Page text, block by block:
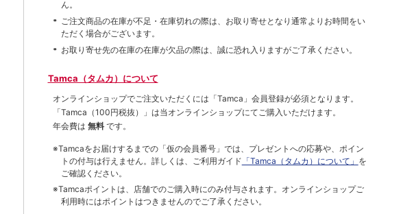
ん。
ご注文商品の在庫が不足・在庫切れの際は、お取り寄せとなり通常よりお時間をい
ただく場合がございます。
お取り寄せ先の在庫の在庫が欠品の際は、誠に恐れ入りますがご了承ください。
Tamca（タムカ）について
オンラインショップでご注⽂いただくには「Tamca」会員登録が必須となります。
「Tamca （100円税抜）
」は当オンラインショップにてご購⼊いただけます。
年会費は 無料 です。
※Tamcaをお届けするまでの「仮の会員番号」では、プレゼントへの応募や、ポイン
トの付与は⾏えません。詳しくは、ご利⽤ガイド 「Tamca（タムカ）について」 を
ご確認ください。
※Tamcaポイントは、店舗でのご購⼊時にのみ付与されます。オンラインショップご
利用時にはポイントはつきませんのでご了承ください。